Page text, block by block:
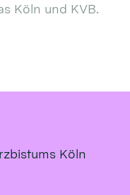
Köln und KVB.
Köln